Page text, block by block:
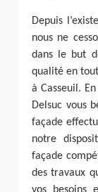
Depuis
nous ne
dans le but
qualité en
à Casseuil.
Delsuc vous
façade
notre
façade
des travaux